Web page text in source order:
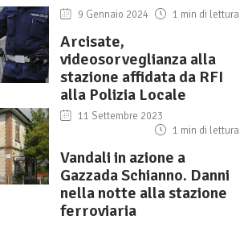
9 Gennaio 2024 1 min di lettura
Arcisate,
videosorveglianza alla
stazione affidata da RFI
alla Polizia Locale
11 Settembre 2023
1 min di lettura
Vandali in azione a
Gazzada Schianno. Danni
nella notte alla stazione
ferroviaria